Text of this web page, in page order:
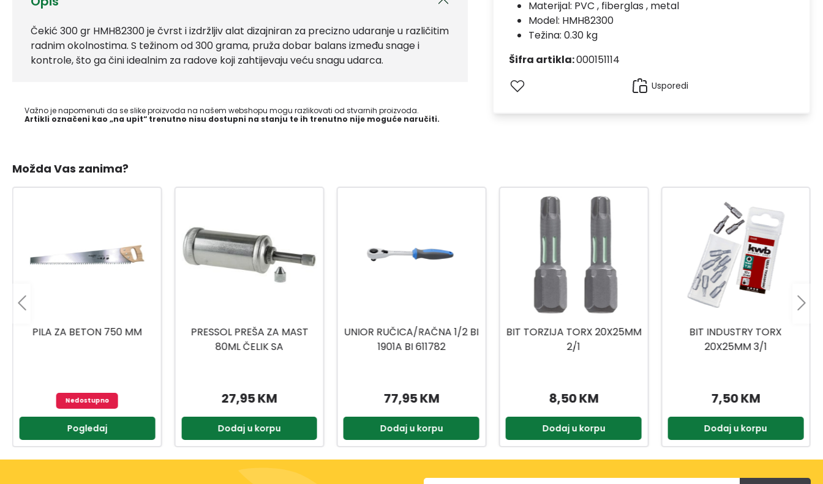
Čekić 300 gr HMH82300 je čvrst i izdržljiv alat dizajniran za precizno udaranje u različitim
radnim okolnostima. S težinom od 300 grama, pruža dobar balans između snage i
kontrole, što ga čini idealnim za radove koji zahtijevaju veću snagu udarca.
Važno je napomenuti da se slike proizvoda na našem webshopu mogu razlikovati od stvarnih proizvoda.
Artikli označeni kao „na upit“ trenutno nisu dostupni na stanju te ih trenutno nije moguće naručiti.
Materijal: PVC , fiberglas , metal
Model: HMH82300
Težina: 0.30 kg
Šifra artikla:000151114
Usporedi
Možda Vas zanima?
PRESSOL PREŠA ZA MAST
27,95 KM
Dodaj u korpu
UNIOR RUČICA/RAČNA 1/2 BI
1901A BI 611782
77,95 KM
Dodaj u korpu
BIT TORZIJA TORX 20X25MM
2/1
8,50 KM
Dodaj u korpu
BIT INDUSTRY TORX
20X25MM 3/1
7,50 KM
Dodaj u korpu
NASADNI KLJUČEVI
1/4,3/8,1/2 216-DJ.
399,90 KM
Dodaj u korpu